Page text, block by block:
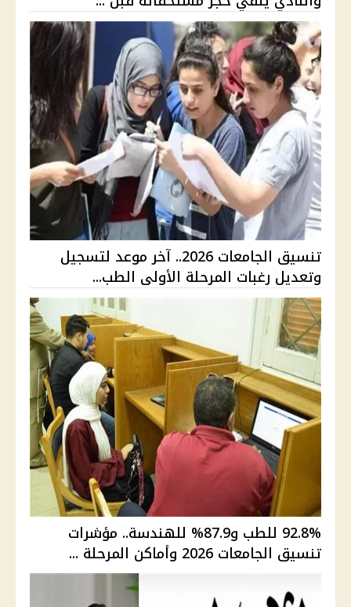
تنسيق الجامعات 2026.. آخر موعد لتسجيل
وتعديل رغبات المرحلة الأولى الطب...
92.8% للطب و87.9% للهندسة.. مؤشرات
تنسيق الجامعات 2026 وأماكن المرحلة ...